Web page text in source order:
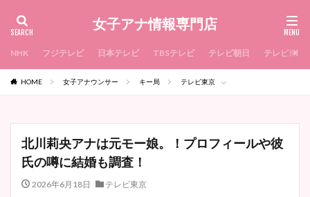
女子アナ情報専門店
NHK フジテレビ 日本テレビ TBSテレビ テレビ朝日 テレビ東京
HOME 女子アナウンサー キー局 テレビ東京
北川莉央アナは元モー娘。！プロフィールや彼
氏の噂に結婚も調査！
2026年6月18日 テレビ東京